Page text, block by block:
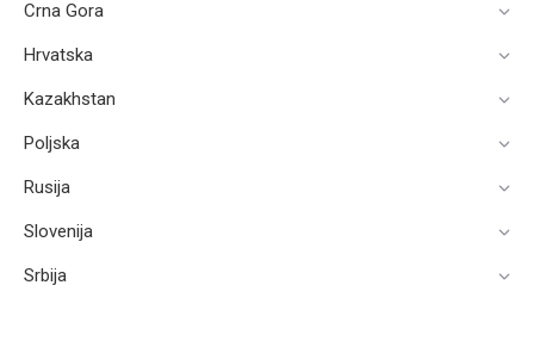
Crna Gora
Hrvatska
Kazakhstan
Poljska
Rusija
Slovenija
Srbija